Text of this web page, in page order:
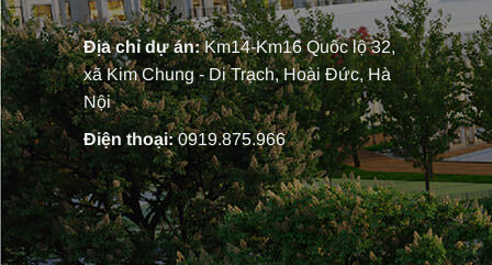
Địa chỉ dự án:Km14-Km16 Quốc lộ 32,
xã Kim Chung - Di Trạch, Hoài Đức, Hà
Nội
Điện thoại:0919.875.966